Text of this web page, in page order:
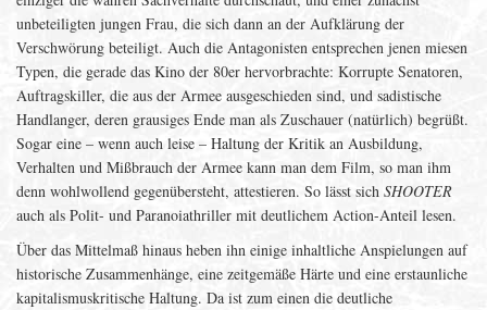
unbeteiligten jungen Frau, die sich dann an der Aufklärung der
Verschwörung beteiligt. Auch die Antagonisten entsprechen jenen miesen
Typen, die gerade das Kino der 80er hervorbrachte: Korrupte Senatoren,
Auftragskiller, die aus der Armee ausgeschieden sind, und sadistische
Handlanger, deren grausiges Ende man als Zuschauer (natürlich) begrüßt.
Sogar eine – wenn auch leise – Haltung der Kritik an Ausbildung,
Verhalten und Mißbrauch der Armee kann man dem Film, so man ihm
denn wohlwollend gegenübersteht, attestieren. So lässt sich SHOOTER
auch als Polit- und Paranoiathriller mit deutlichem Action-Anteil lesen.
Über das Mittelmaß hinaus heben ihn einige inhaltliche Anspielungen auf
historische Zusammenhänge, eine zeitgemäße Härte und eine erstaunliche
kapitalismuskritische Haltung. Da ist zum einen die deutliche